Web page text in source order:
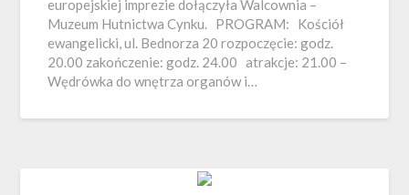
europejskiej imprezie dołączyła Walcownia –
Muzeum Hutnictwa Cynku. PROGRAM: Kościół
ewangelicki, ul. Bednorza 20 rozpoczęcie: godz.
20.00 zakończenie: godz. 24.00 atrakcje: 21.00 –
Wędrówka do wnętrza organów i…